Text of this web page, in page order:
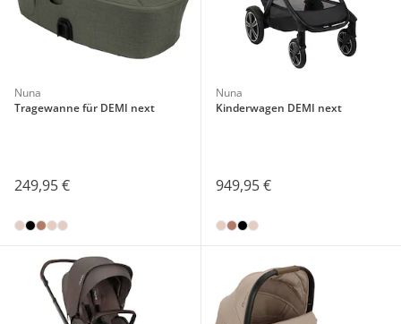
Nuna
Tragewanne für DEMI next
249,95 €
Nuna
Kinderwagen DEMI next
949,95 €